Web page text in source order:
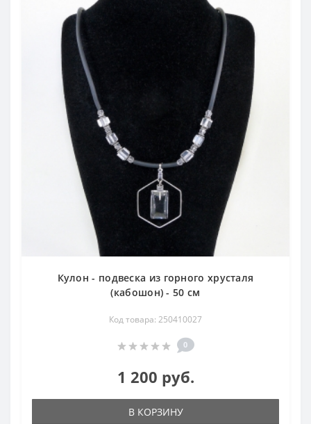
Кулон - подвеска из горного хрусталя
(кабошон) - 50 см
Код товара: 250410027
0
1 200 руб.
В КОРЗИНУ